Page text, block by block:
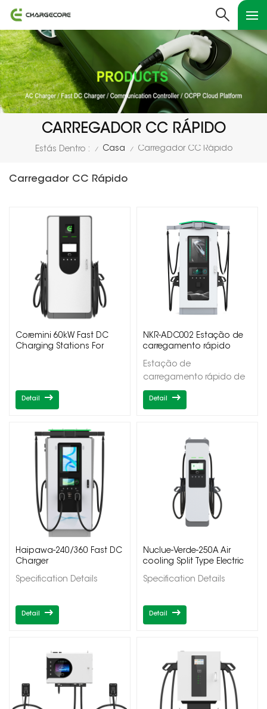
CARREGADOR CC RÁPIDO
Estás Dentro : / Casa / Carregador CC Rápido
Carregador CC Rápido
Coremini 60kW Fast DC
Charging Stations For
Detail
NKR-ADC002 Estação de
carregamento rápido
Estação de
carregamento rápido de
veículos elétricos DC
CCS1/CCS2/CHAdeMO
Detail
Haipawa-240/360 Fast DC
Charger
Specification Details
Detail
Nuclue-Verde-250A Air
cooling Split Type Electric
Specification Details
Detail